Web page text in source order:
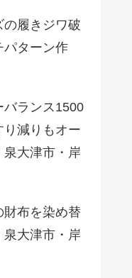
履きジワ破
パターン作
バランス1500
減りもオー
泉大津市・岸
財布を染め替
泉大津市・岸